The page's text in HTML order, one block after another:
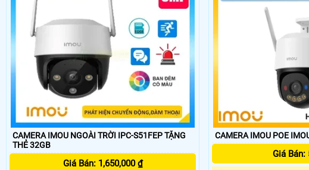
CAMERA IMOU NGOÀI TRỜI IPC-S51FEP TẶNG
THẺ 32GB
Giá Bán: 1,650,000 ₫
CAMERA IMOU POE
Giá Bán: